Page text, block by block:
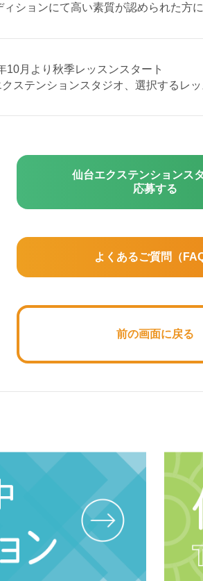
ィションにて高い素質が認められた方
10月より秋季レッスンスタート
ステンションスタジオ、選択するレッ
仙台エクステンションス
応募する
よくあるご質問（FAQ
前の画面に戻る